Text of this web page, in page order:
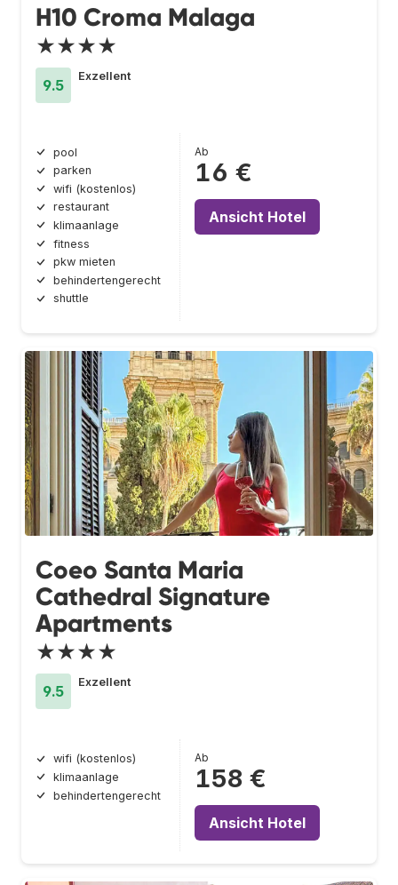
H10 Croma Malaga
★★★★
9.5
Exzellent
pool
parken
wifi (kostenlos)
restaurant
klimaanlage
fitness
pkw mieten
behindertengerecht
shuttle
Ab
16 €
Ansicht Hotel
Coeo Santa Maria
Cathedral Signature
Apartments
★★★★
9.5
Exzellent
wifi (kostenlos)
klimaanlage
behindertengerecht
Ab
158 €
Ansicht Hotel